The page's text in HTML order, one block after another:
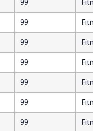
99
99
99
99
99
99
99